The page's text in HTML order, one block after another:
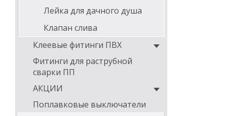
Лейка для дачного душа
Клапан слива
Клеевые фитинги ПВХ
Фитинги для раструбной
сварки ПП
АКЦИИ
Поплавковые выключатели